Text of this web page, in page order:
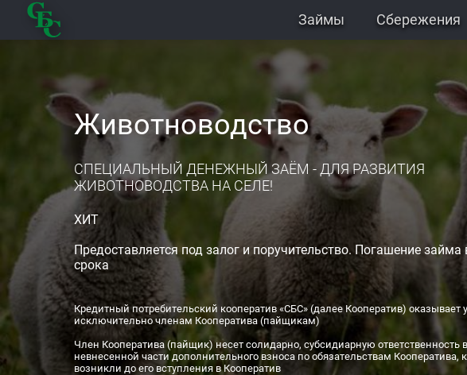
Займы Сбережения
Животноводство
СПЕЦИАЛЬНЫЙ ДЕНЕЖНЫЙ ЗАЁМ - ДЛЯ РАЗВИТИЯ
ЖИВОТНОВОДСТВА НА СЕЛЕ!
ХИТ
Предоставляется под залог и поручительство. Погашение займа
срока
Кредитный потребительский кооператив «СБС» (далее Кооператив) оказывает
исключительно членам Кооператива (пайщикам)
Член Кооператива (пайщик) несет солидарно, субсидиарную ответственность
невнесенной части дополнительного взноса по обязательствам Кооператива,
возникли до его вступления в Кооператив